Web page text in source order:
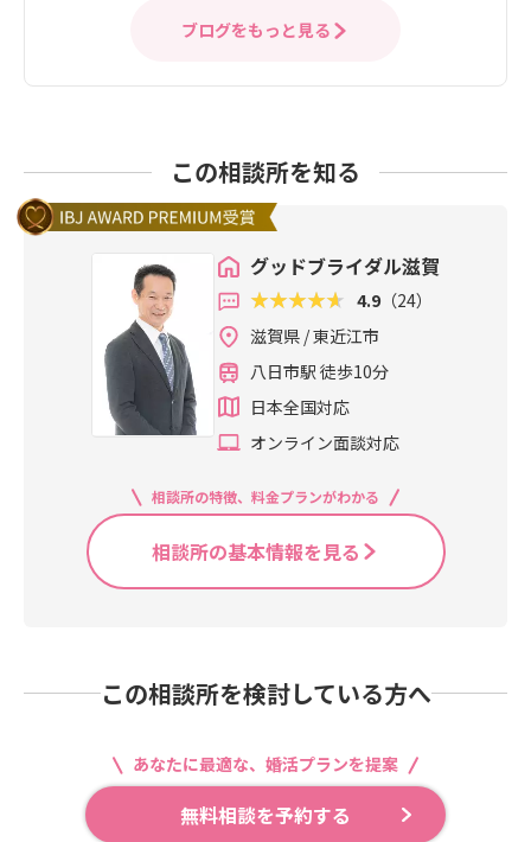
ブログをもっと見る
この相談所を知る
グッドブライダル滋賀
4.9 （24）
滋賀県 / 東近江市
八日市駅 徒歩10分
日本全国対応
オンライン面談対応
相談所の特徴、料金プランがわかる
相談所の基本情報を見る
この相談所を検討している方へ
あなたに最適な、婚活プランを提案
無料相談を予約する